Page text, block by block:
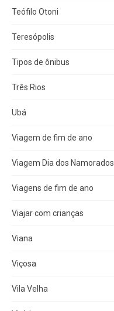
Teófilo Otoni
Teresópolis
Tipos de ônibus
Três Rios
Ubá
Viagem de fim de ano
Viagem Dia dos Namorados
Viagens de fim de ano
Viajar com crianças
Viana
Viçosa
Vila Velha